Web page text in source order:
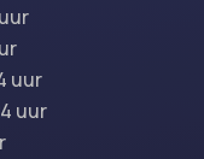
uur
uur